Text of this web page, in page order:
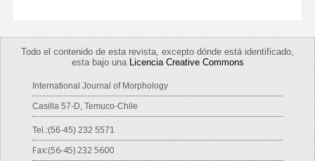
Todo el contenido de esta revista, excepto dónde está identificado,
esta bajo una Licencia Creative Commons
International Journal of Morphology
Casilla 57-D, Temuco-Chile
Tel.:(56-45) 232 5571
Fax:(56-45) 232 5600